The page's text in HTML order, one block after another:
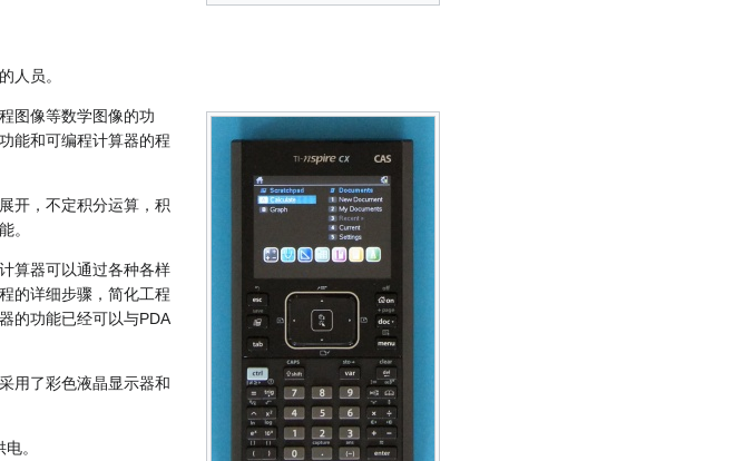
人员。
图像等数学图像的功
能和可编程计算器的程
开，不定积分运算，积
。
算器可以通过各种各样
的详细步骤，简化工程
的功能已经可以与PDA
用了彩色液晶显示器和
。